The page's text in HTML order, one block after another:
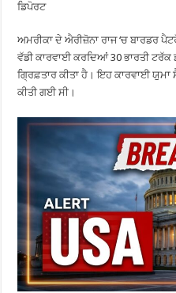
ਡਿਪੋਰਟ
ਅਮਰੀਕਾ ਦੇ ਐਰੀਜ਼ੋਨਾ ਰਾਜ ‘ਚ ਬਾਰਡਰ
ਵੱਡੀ ਕਾਰਵਾਈ ਕਰਦਿਆਂ 30 ਭਾਰਤੀ
ਗ੍ਰਿਫ਼ਤਾਰ ਕੀਤਾ ਹੈ। ਇਹ ਕਾਰਵਾਈ
ਕੀਤੀ ਗਈ ਸੀ।